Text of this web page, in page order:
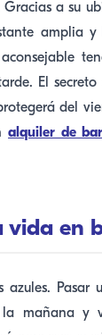
a su
amplia y
El
del
alquiler de
vida en
azules. Pasar
la mañana y